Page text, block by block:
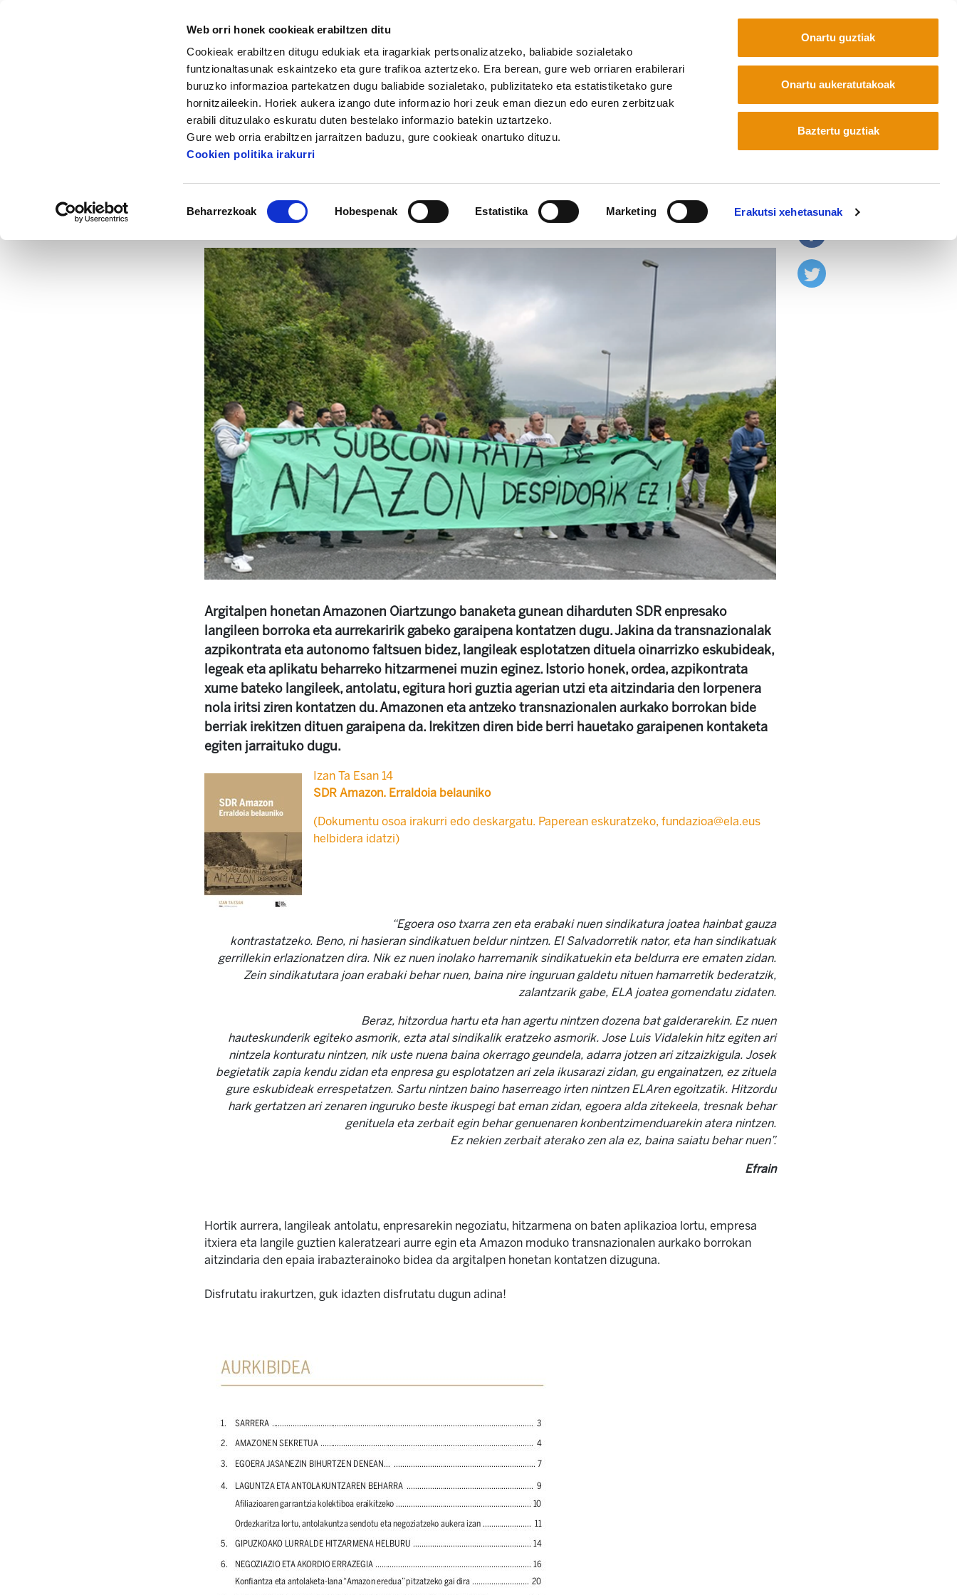
Web orri honek cookieak erabiltzen ditu
Cookieak erabiltzen ditugu edukiak eta iragarkiak pertsonalizatzeko, baliabide sozialetako
funtzionaltasunak eskaintzeko eta gure trafikoa aztertzeko. Era berean, gure web orriaren erabilerari
buruzko informazioa partekatzen dugu baliabide sozialetako, publizitateko eta estatistiketako gure
hornitzaileekin. Horiek aukera izango dute informazio hori zeuk eman diezun edo euren zerbitzuak
erabili dituzulako eskuratu duten bestelako informazio batekin uztartzeko.
Gure web orria erabiltzen jarraitzen baduzu, gure cookieak onartuko dituzu.
Cookien politika irakurri
hautatzea
Beharrezkoak Hobespenak Estatistika Marketing Erakutsi xehetasunak
Onartu guztiak
Onartu aukeratutakoak
Baztertu guztiak
Albisteak eta artikuluak SDR Amazon. Erraldoia belauniko
SDR Amazon. Erraldoia belauniko
Argitalpen honetan Amazonen Oiartzungo banaketa gunean diharduten SDR enpresako
langileen borroka eta aurrekaririk gabeko garaipena kontatzen dugu. Jakina da transnazionalak
azpikontrata eta autonomo faltsuen bidez, langileak esplotatzen dituela oinarrizko eskubideak,
legeak eta aplikatu beharreko hitzarmenei muzin eginez. Istorio honek, ordea, azpikontrata
xume bateko langileek, antolatu, egitura hori guztia agerian utzi eta aitzindaria den lorpenera
nola iritsi ziren kontatzen du. Amazonen eta antzeko transnazionalen aurkako borrokan bide
berriak irekitzen dituen garaipena da. Irekitzen diren bide berri hauetako garaipenen kontaketa
egiten jarraituko dugu.
Izan Ta Esan 14
SDR Amazon. Erraldoia belauniko
(Dokumentu osoa irakurri edo deskargatu. Paperean eskuratzeko, fundazioa@ela.eus
helbidera idatzi)
“Egoera oso txarra zen eta erabaki nuen sindikatura joatea hainbat gauza
kontrastatzeko. Beno, ni hasieran sindikatuen beldur nintzen. El Salvadorretik nator, eta han sindikatuak
gerrillekin erlazionatzen dira. Nik ez nuen inolako harremanik sindikatuekin eta beldurra ere ematen zidan.
Zein sindikatutara joan erabaki behar nuen, baina nire inguruan galdetu nituen hamarretik bederatzik,
zalantzarik gabe, ELA joatea gomendatu zidaten.
Beraz, hitzordua hartu eta han agertu nintzen dozena bat galderarekin. Ez nuen
hauteskunderik egiteko asmorik, ezta atal sindikalik eratzeko asmorik. Jose Luis Vidalekin hitz egiten ari
nintzela konturatu nintzen, nik uste nuena baina okerrago geundela, adarra jotzen ari zitzaizkigula. Josek
begietatik zapia kendu zidan eta enpresa gu esplotatzen ari zela ikusarazi zidan, gu engainatzen, ez zituela
gure eskubideak errespetatzen. Sartu nintzen baino haserreago irten nintzen ELAren egoitzatik. Hitzordu
hark gertatzen ari zenaren inguruko beste ikuspegi bat eman zidan, egoera alda zitekeela, tresnak behar
genituela eta zerbait egin behar genuenaren konbentzimenduarekin atera nintzen.
Ez nekien zerbait aterako zen ala ez, baina saiatu behar nuen”.
Efrain
Hortik aurrera, langileak antolatu, enpresarekin negoziatu, hitzarmena on baten aplikazioa lortu, empresa
itxiera eta langile guztien kaleratzeari aurre egin eta Amazon moduko transnazionalen aurkako borrokan
aitzindaria den epaia irabazterainoko bidea da argitalpen honetan kontatzen dizuguna.
Disfrutatu irakurtzen, guk idazten disfrutatu dugun adina!